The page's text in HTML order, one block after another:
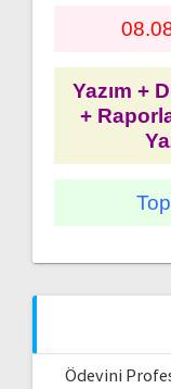
Yazım +
+
Ödevini